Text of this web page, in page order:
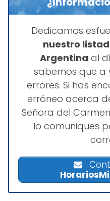
Dedicamos
nuestro
Argentina al
sabemos que a
errores. Si has
erróneo acerca
Señora del
lo comuniques